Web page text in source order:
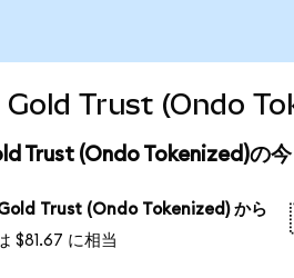
Trust (Ondo
Trust (Ondo Tokenized)の
Trust (Ondo Tokenized) から
$81.67 に相当